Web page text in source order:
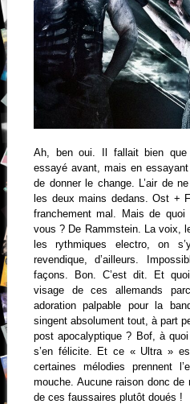
Ah, ben oui. Il fallait bien que
essayé avant, mais en
de donner le change. L’air de
les deux mains dedans. Ost +
franchement mal. Mais de
vous ? De Rammstein. La voix,
les rythmiques electro, on
revendique, d’ailleurs.
façons. Bon. C’est dit. Et
visage de ces allemands
adoration palpable pour la
singent absolument tout, à part
post apocalyptique ? Bof, à
s’en félicite. Et ce « Ultra »
certaines mélodies prennent
mouche. Aucune raison donc
de ces faussaires plutôt doués !